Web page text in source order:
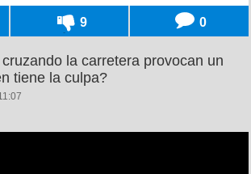
9 0
la carretera provocan un
tiene la culpa?